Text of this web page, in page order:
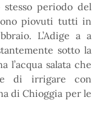
periodo del
piovuti tutti in
L’Adige a a
sotto la
l’acqua salata che
di irrigare con
di Chioggia per le